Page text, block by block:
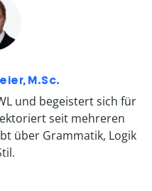
M.Sc.
und begeistert sich für
seit mehreren
über Grammatik, Logik